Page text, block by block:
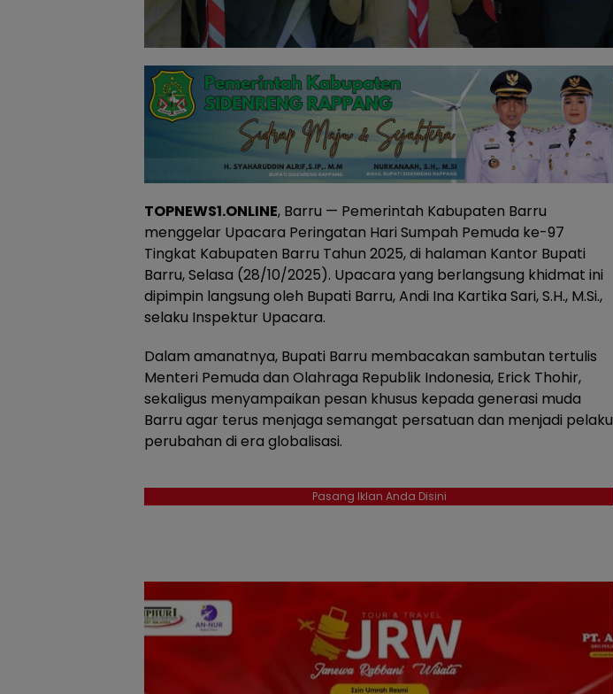
TOPNEWS1.ONLINE, Barru — Pemerintah Kabupaten Barru
menggelar Upacara Peringatan Hari Sumpah Pemuda ke-97
Tingkat Kabupaten Barru Tahun 2025, di halaman Kantor Bupati
Barru, Selasa (28/10/2025). Upacara yang berlangsung khidmat ini
dipimpin langsung oleh Bupati Barru, Andi Ina Kartika Sari, S.H., M.Si.,
selaku Inspektur Upacara.
Dalam amanatnya, Bupati Barru membacakan sambutan tertulis
Menteri Pemuda dan Olahraga Republik Indonesia, Erick Thohir,
sekaligus menyampaikan pesan khusus kepada generasi muda
Barru agar terus menjaga semangat persatuan dan menjadi pelaku
perubahan di era globalisasi.
Pasang Iklan Anda Disini